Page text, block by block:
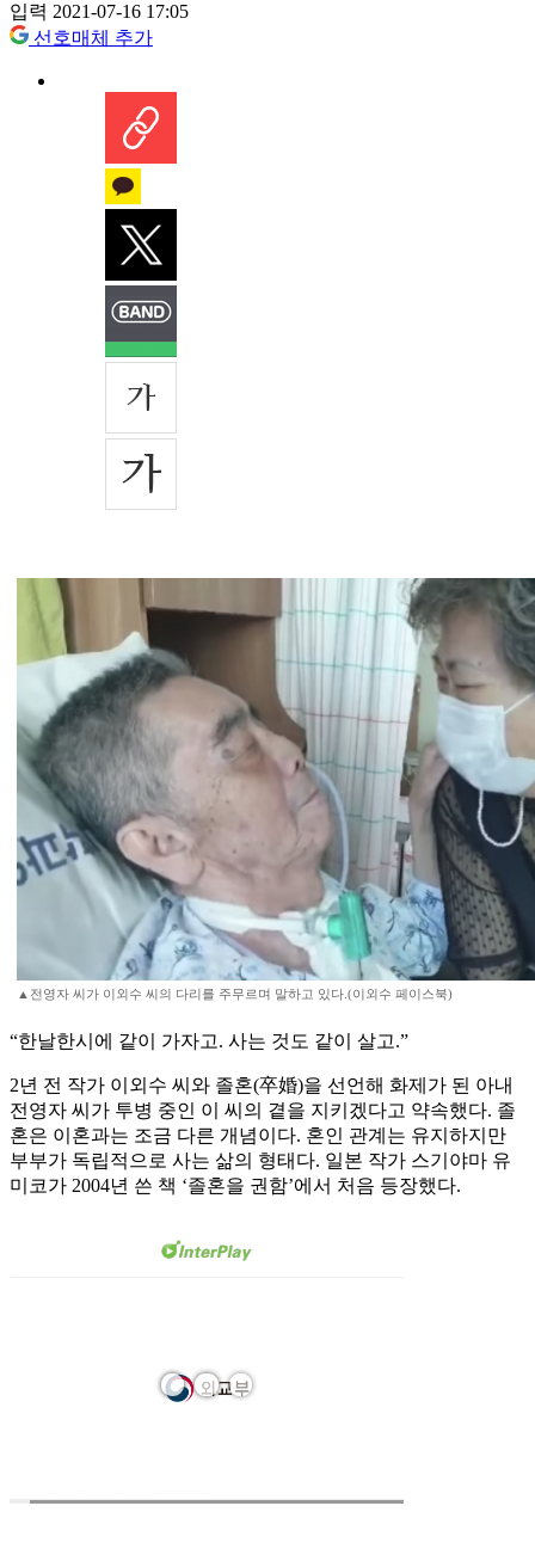
입력 2021-07-16 17:05
선호매체 추가
▲전영자 씨가 이외수 씨의 다리를 주무르며 말하고 있다.(이외수 페이스북)
“한날한시에 같이 가자고. 사는 것도 같이 살고.”
2년 전 작가 이외수 씨와 졸혼(卒婚)을 선언해 화제가 된 아내
전영자 씨가 투병 중인 이 씨의 곁을 지키겠다고 약속했다. 졸
혼은 이혼과는 조금 다른 개념이다. 혼인 관계는 유지하지만
부부가 독립적으로 사는 삶의 형태다. 일본 작가 스기야마 유
미코가 2004년 쓴 책 ‘졸혼을 권함’에서 처음 등장했다.